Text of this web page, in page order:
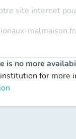
site internet
is no more
for more